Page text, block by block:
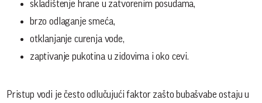
skladištenje hrane u zatvorenim posudama,
brzo odlaganje smeća,
otklanjanje curenja vode,
zaptivanje pukotina u zidovima i oko cevi.
Pristup vodi je često odlučujući faktor zašto bubašvabe ostaju u